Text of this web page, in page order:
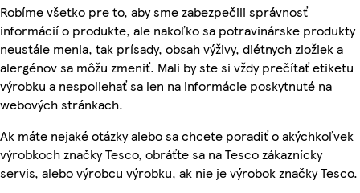
Robíme všetko pre to, aby sme zabezpečili správnosť
informácií o produkte, ale nakoľko sa potravinárske produkty
neustále menia, tak prísady, obsah výživy, diétnych zložiek a
alergénov sa môžu zmeniť. Mali by ste si vždy prečítať etiketu
výrobku a nespoliehať sa len na informácie poskytnuté na
webových stránkach.
Ak máte nejaké otázky alebo sa chcete poradiť o akýchkoľvek
výrobkoch značky Tesco, obráťte sa na Tesco zákaznícky
servis, alebo výrobcu výrobku, ak nie je výrobok značky Tesco.